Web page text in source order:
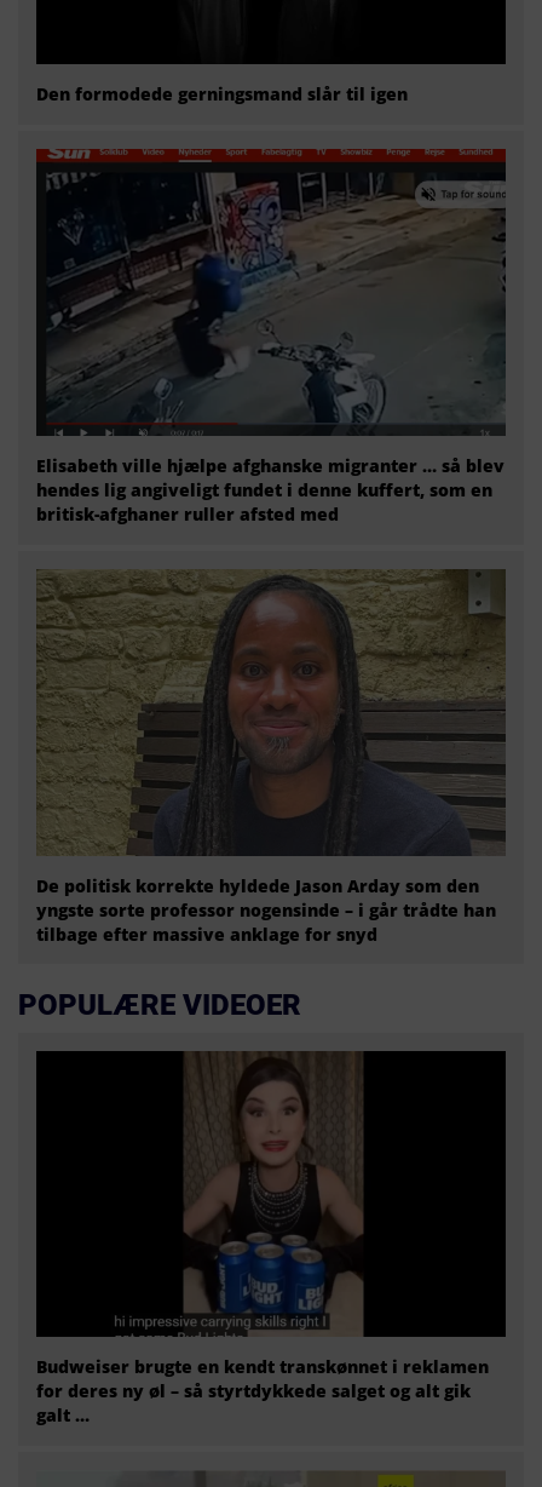
Den formodede gerningsmand slår til igen
Elisabeth ville hjælpe afghanske migranter … så blev
hendes lig angiveligt fundet i denne kuffert, som en
britisk-afghaner ruller afsted med
De politisk korrekte hyldede Jason Arday som den
yngste sorte professor nogensinde – i går trådte han
tilbage efter massive anklage for snyd
POPULÆRE VIDEOER
Budweiser brugte en kendt transkønnet i reklamen
for deres ny øl – så styrtdykkede salget og alt gik
galt …